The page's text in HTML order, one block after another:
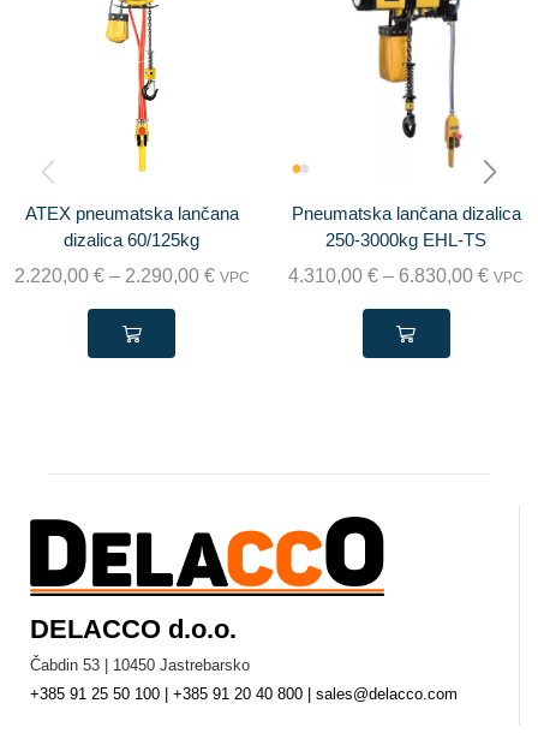
ATEX pneumatska lančana
dizalica 60/125kg
2.220,00 €– 2.290,00 € VPC
Pneumatska lančana dizalica
250-3000kg EHL-TS
4.310,00€ – 6.830,00€ VPC
DELACCO d.o.o.
Čabdin 53 | 10450 Jastrebarsko
+385 91 25 50 100 | +385 91 20 40 800 | sales@delacco.com